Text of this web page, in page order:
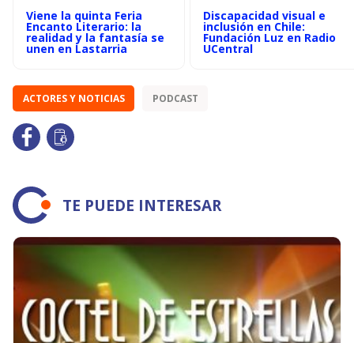
Viene la quinta Feria
Encanto Literario: la
realidad y la fantasía se
unen en Lastarria
Discapacidad visual e
inclusión en Chile:
Fundación Luz en Radio
UCentral
ACTORES Y NOTICIAS PODCAST
TE PUEDE INTERESAR